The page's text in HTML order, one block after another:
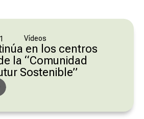
Vídeos
en los centros
la “Comunidad
Sostenible”